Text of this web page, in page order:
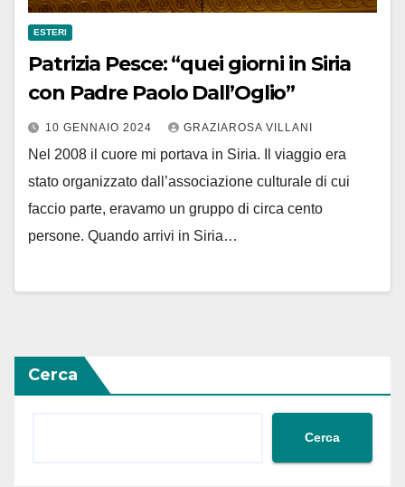
ESTERI
Patrizia Pesce: “quei giorni in Siria
con Padre Paolo Dall’Oglio”
10 GENNAIO 2024 GRAZIAROSA VILLANI
Nel 2008 il cuore mi portava in Siria. Il viaggio era
stato organizzato dall’associazione culturale di cui
faccio parte, eravamo un gruppo di circa cento
persone. Quando arrivi in Siria…
Cerca
Cerca